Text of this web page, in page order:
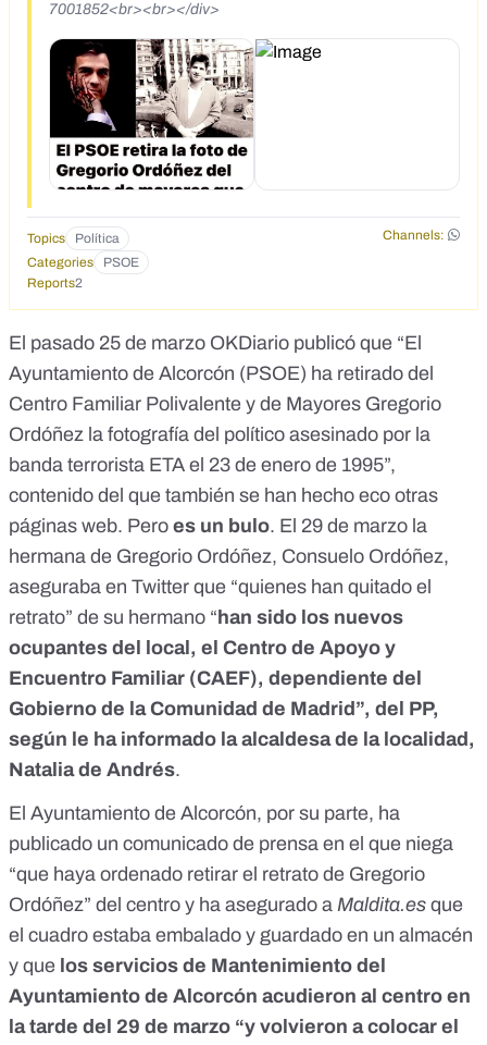
7001852<br><br></div>
Topics Política
Channels:
Categories
PSOE
Reports2
El pasado 25 de marzo OKDiario publicó que “El
Ayuntamiento de Alcorcón (PSOE) ha retirado del
Centro Familiar Polivalente y de Mayores Gregorio
Ordóñez la fotografía del político asesinado por la
banda terrorista ETA el 23 de enero de 1995”,
contenido del que también se han hecho eco otras
páginas web. Pero es un bulo. El 29 de marzo la
hermana de Gregorio Ordóñez, Consuelo Ordóñez,
aseguraba en Twitter que “quienes han quitado el
retrato” de su hermano “ han sido los nuevos
ocupantes del local, el Centro de Apoyo y
Encuentro Familiar (CAEF), dependiente del
Gobierno de la Comunidad de Madrid”, del PP,
según le ha informado la alcaldesa de la localidad,
Natalia de Andrés.
El Ayuntamiento de Alcorcón, por su parte, ha
publicado un comunicado de prensa en el que niega
“que haya ordenado retirar el retrato de Gregorio
Ordóñez” del centro y ha asegurado a Maldita.es que
el cuadro estaba embalado y guardado en un almacén
y que los servicios de Mantenimiento del
Ayuntamiento de Alcorcón acudieron al centro en
la tarde del 29 de marzo “y volvieron a colocar el